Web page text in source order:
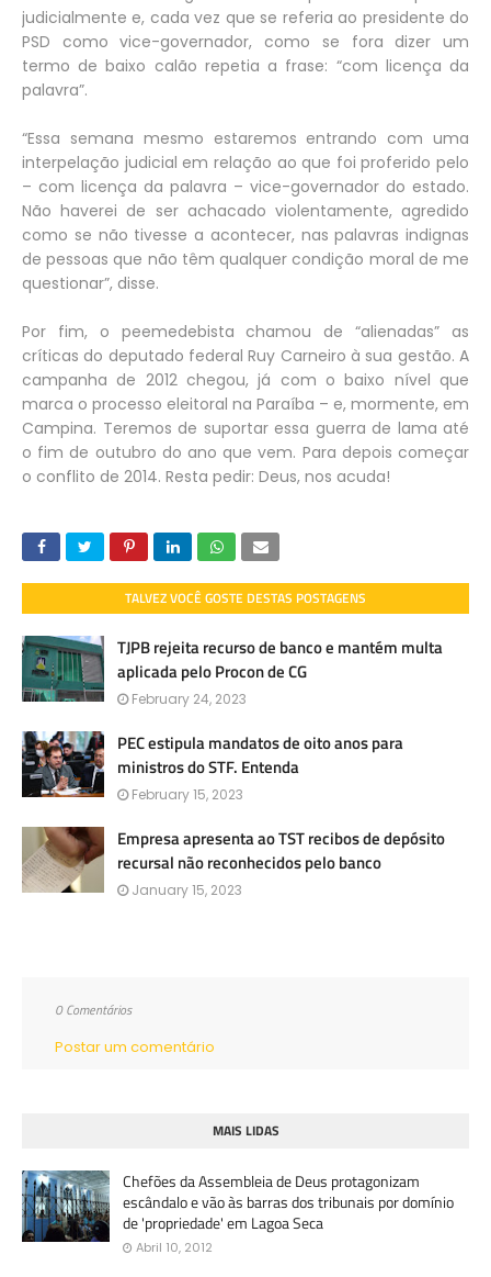
judicialmente e, cada vez que se referia ao presidente do
PSD como vice-governador, como se fora dizer um
termo de baixo calão repetia a frase: “com licença da
palavra”.
“Essa semana mesmo estaremos entrando com uma
interpelação judicial em relação ao que foi proferido pelo
– com licença da palavra – vice-governador do estado.
Não haverei de ser achacado violentamente, agredido
como se não tivesse a acontecer, nas palavras indignas
de pessoas que não têm qualquer condição moral de me
questionar”, disse.
Por fim, o peemedebista chamou de “alienadas” as
críticas do deputado federal Ruy Carneiro à sua gestão. A
campanha de 2012 chegou, já com o baixo nível que
marca o processo eleitoral na Paraíba – e, mormente, em
Campina. Teremos de suportar essa guerra de lama até
o fim de outubro do ano que vem. Para depois começar
o conflito de 2014. Resta pedir: Deus, nos acuda!
TALVEZ VOCÊ GOSTE DESTAS POSTAGENS
TJPB rejeita recurso de banco e mantém multa
aplicada pelo Procon de CG
February 24, 2023
PEC estipula mandatos de oito anos para
ministros do STF. Entenda
February 15, 2023
Empresa apresenta ao TST recibos de depósito
recursal não reconhecidos pelo banco
January 15, 2023
0 Comentários
Postar um comentário
MAIS LIDAS
Chefões da Assembleia de Deus protagonizam
escândalo e vão às barras dos tribunais por domínio
de 'propriedade' em Lagoa Seca
Abril 10, 2012